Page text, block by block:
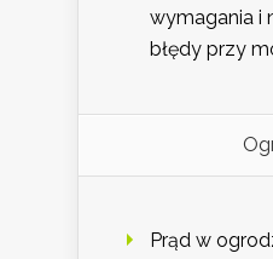
wymagania i
błędy przy
Prąd w